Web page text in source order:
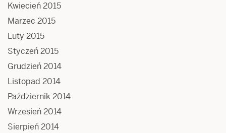
Kwiecień 2015
Marzec 2015
Luty 2015
Styczeń 2015
Grudzień 2014
Listopad 2014
Październik 2014
Wrzesień 2014
Sierpień 2014